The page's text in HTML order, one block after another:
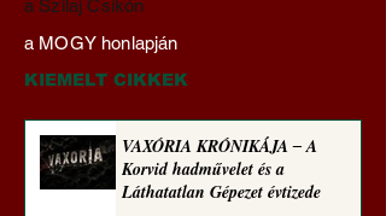
Darai Lajos:
Naplóbölcsességeim
(2023)
a Szilaj Csikón
a MOGY honlapján
KIEMELT CIKKEK
VAXÓRIA KRÓNIKÁJA ‒ A
Korvid hadművelet és a
Láthatatlan Gépezet évtizede